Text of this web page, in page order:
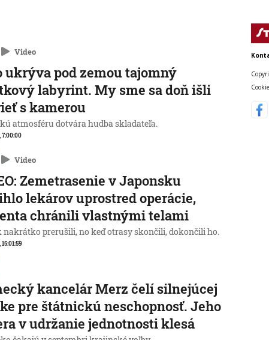
Video
ukrýva pod zemou tajomný
labyrint. My sme sa doň išli
s kamerou
atmosféru dotvára hudba skladateľa.
7:00:00
Video
Zemetrasenie v Japonsku
lekárov uprostred operácie,
chránili vlastnými telami
nakrátko prerušili, no keď otrasy skončili, dokončili ho.
kancelár Merz čelí silnejúcej
pre štátnickú neschopnosť. Jeho
v udržanie jednotnosti klesá